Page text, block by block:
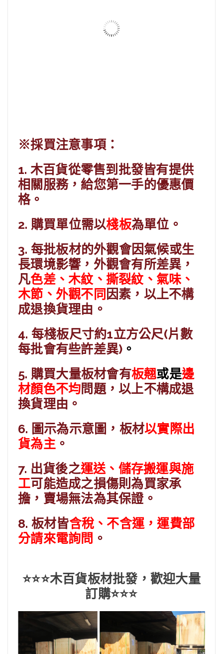
查看內容
板材批發 素面合板
查看內容
板材批發 密底板 密集板
查看內容
板材批發 楊木板
查看內容
板材批發 椴木板
查看內容
※採買注意事項：
1. 木百貨從零售到批發皆有提供
相關服務，給您第一手的優惠價
格。
2. 購買單位需以棧板為單位。
3. 每批板材的外觀會因氣候或生
長環境影響，外觀會有所差異，
凡色差、木紋、撕裂紋、氣味、
木節、外觀不同 因素，以上不構
成退換貨理由。
4. 每棧板尺寸約1立方公尺(片數
每批會有些許差異) 。
5. 購買大量板材會有板翹或是邊
材顏色不均問題，以上不構成退
換貨理由。
6. 圖示為示意圖，板材以實際出
貨為主 。
7. 出貨後之運送、儲存搬運與施
工可能造成之損傷則為買家承
擔，賣場無法為其保證。
8. 板材皆含稅、不含運，運費部
分請來電詢問 。
⭐⭐⭐木百貨板材批發，歡迎大量
訂購⭐⭐⭐